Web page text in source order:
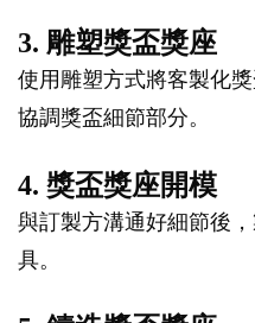
3. 雕塑獎盃獎座
使用雕塑方式將客製化
協調獎盃細節部分。
4. 獎盃獎座開模
與訂製方溝通好細節後
具。